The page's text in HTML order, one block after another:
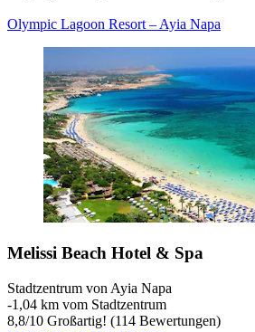
Olympic Lagoon Resort – Ayia Napa
Melissi Beach Hotel & Spa
Stadtzentrum von Ayia Napa
‐1,04 km vom Stadtzentrum
8,8/10 Großartig! (114 Bewertungen)